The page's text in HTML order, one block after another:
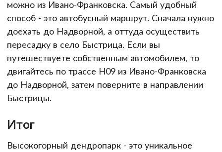
можно из Ивано-Франковска. Самый удобный
способ - это автобусный маршрут. Сначала нужно
доехать до Надворной, а оттуда осуществить
пересадку в село Быстрица. Если вы
путешествуете собственным автомобилем, то
двигайтесь по трассе H09 из Ивано-Франковска
до Надворной, затем поверните в направлении
Быстрицы.
Итог
Высокогорный дендропарк - это уникальное